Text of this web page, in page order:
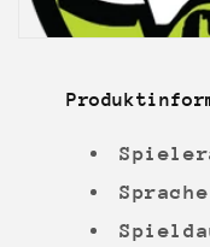
Sprache